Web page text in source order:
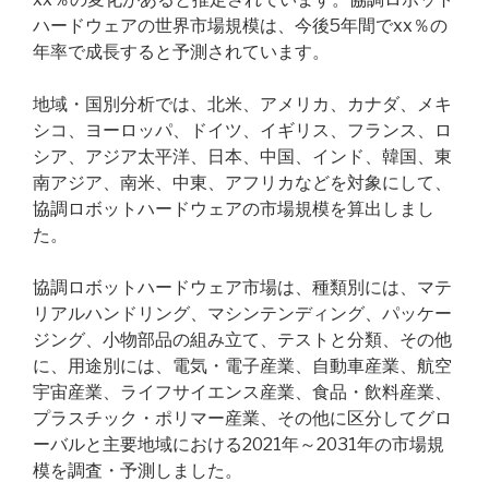
ハードウェアの世界市場規模は、今後5年間でxx％の
年率で成長すると予測されています。
地域・国別分析では、北米、アメリカ、カナダ、メキ
シコ、ヨーロッパ、ドイツ、イギリス、フランス、ロ
シア、アジア太平洋、日本、中国、インド、韓国、東
南アジア、南米、中東、アフリカなどを対象にして、
協調ロボットハードウェアの市場規模を算出しまし
た。
協調ロボットハードウェア市場は、種類別には、マテ
リアルハンドリング、マシンテンディング、パッケー
ジング、小物部品の組み立て、テストと分類、その他
に、用途別には、電気・電子産業、自動車産業、航空
宇宙産業、ライフサイエンス産業、食品・飲料産業、
プラスチック・ポリマー産業、その他に区分してグロ
ーバルと主要地域における2021年～2031年の市場規
模を調査・予測しました。